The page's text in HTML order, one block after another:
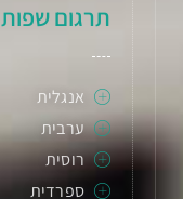
תרגום שפות
אנגלית
ערבית
רוסית
ספרדית